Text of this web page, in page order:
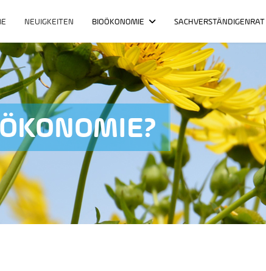
NEUIGKEITEN BIOÖKONOMIE SACHVERSTÄNDIGENRAT